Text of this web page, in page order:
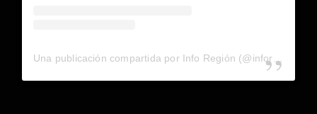
Una publicación compartida por Info Región (@inforegion_redes)